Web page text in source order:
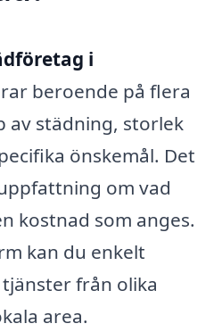
i
beroende på flera
av städning, storlek
önskemål. Det
om vad
kostnad som anges.
kan du enkelt
från olika
area.